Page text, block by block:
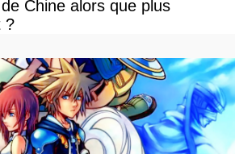
Chine alors que plus
?